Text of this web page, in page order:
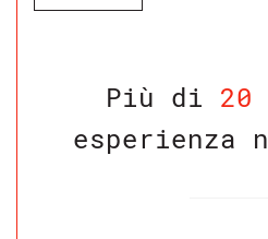
Più di 20
esperienza